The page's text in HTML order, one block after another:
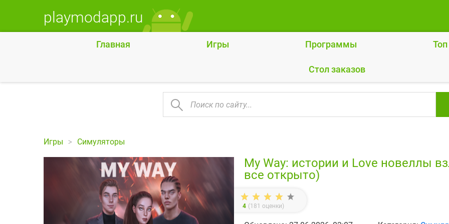
playmodapp.ru
Главная Игры Программы
Cтол заказов
Игры Симуляторы
My Way: истории и Love новеллы
все открыто)
4 (181 оценки)